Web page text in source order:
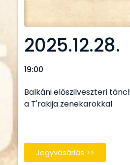
2025.12.28.
19:00
Balkáni előszilveszteri
a T'rakija zenekarokkal
Jegyvásárlás >>